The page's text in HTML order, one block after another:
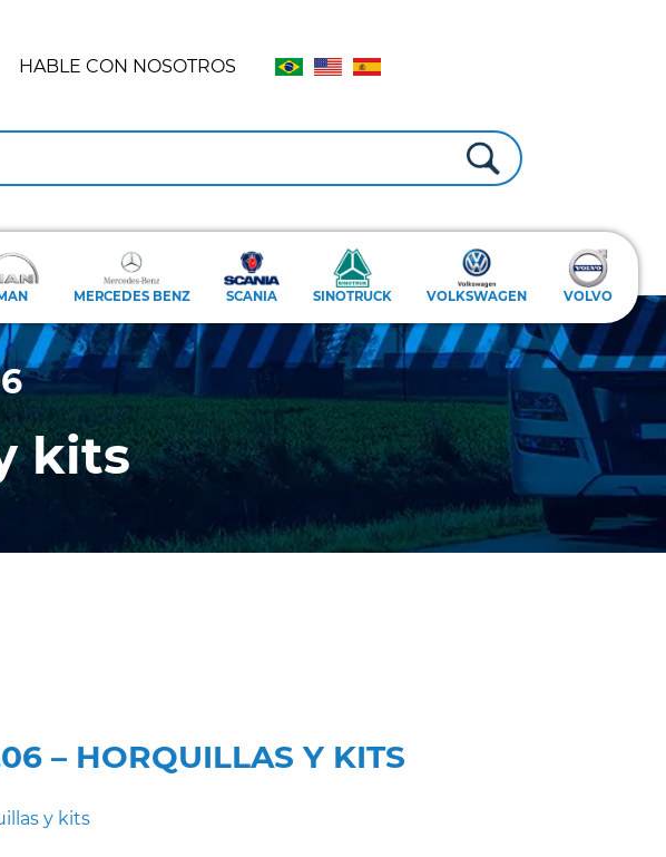
HABLE CON NOSOTROS
MERCEDES BENZ SCANIA SINOTRUCK VOLKSWAGEN VOLVO
kits
– HORQUILLAS Y KITS
y kits